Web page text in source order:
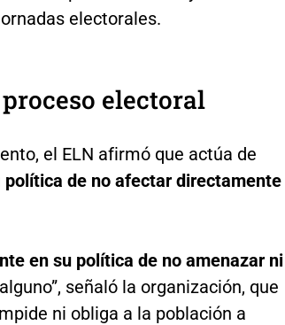
electorales.
electoral
el ELN afirmó que actúa de
política de no afectar directamente
en su política de no amenazar ni
señaló la organización, que
ni obliga a la población a